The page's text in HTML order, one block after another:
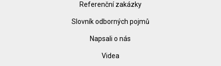
Referenční zakázky
Slovník odborných pojmů
Napsali o nás
Videa